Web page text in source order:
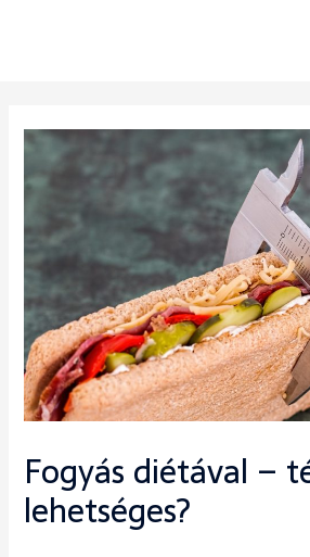
Fogyás diétával –
lehetséges?